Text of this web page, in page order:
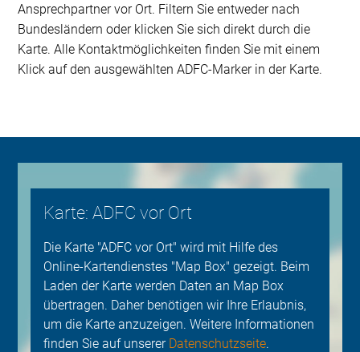
Ansprechpartner vor Ort. Filtern Sie entweder nach
Bundesländern oder klicken Sie sich direkt durch die
Karte. Alle Kontaktmöglichkeiten finden Sie mit einem
Klick auf den ausgewählten ADFC-Marker in der Karte.
Karte: ADFC vor Ort
Die Karte "ADFC vor Ort" wird mit Hilfe des
Online-Kartendienstes "Map Box" gezeigt. Beim
Laden der Karte werden Daten an Map Box
übertragen. Daher benötigen wir Ihre Erlaubnis,
um die Karte anzuzeigen. Weitere Informationen
finden Sie auf unserer Datenschutzseite.